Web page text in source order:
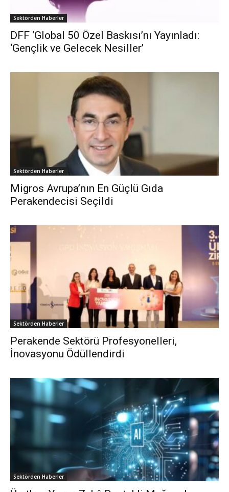
Sektörden Haberler
DFF ‘Global 50 Özel Baskısı’nı Yayınladı:
‘Gençlik ve Gelecek Nesiller’
Sektörden Haberler
Migros Avrupa’nın En Güçlü Gıda
Perakendecisi Seçildi
Sektörden Haberler
Perakende Sektörü Profesyonelleri,
İnovasyonu Ödüllendirdi
Sektörden Haberler